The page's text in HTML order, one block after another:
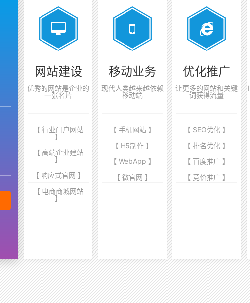
网站建设
优秀的网站是企业的
一张名片
【 行业门户网站
】
【 高端企业建站
】
【 响应式官网 】
【 电商商城网站
】
移动业务
现代人类越来越依赖
移动端
【 手机网站 】
【 H5制作 】
【 WebApp 】
【 微官网 】
优化推广
让更多的网站和关键
词获得流量
【 SEO优化 】
【 排名优化 】
【 百度推广 】
【 竞价推广 】